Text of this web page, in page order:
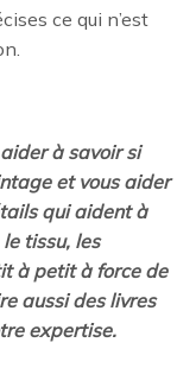
ce qui n’est
à savoir si
et vous aider
qui aident à
tissu, les
à petit à force de
aussi des livres
expertise.